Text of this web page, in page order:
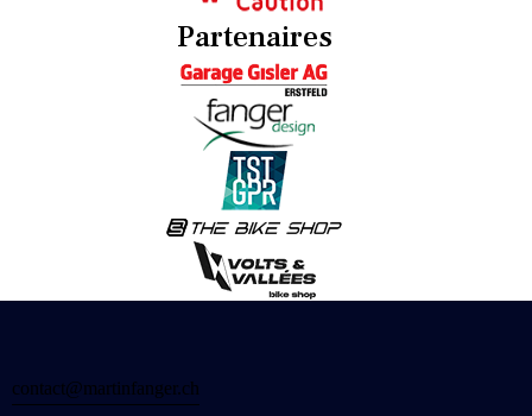
Partenaires
contact@martinfanger.ch